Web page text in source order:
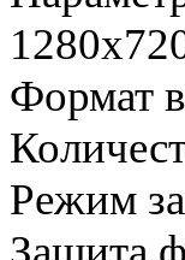
Формат
Режим